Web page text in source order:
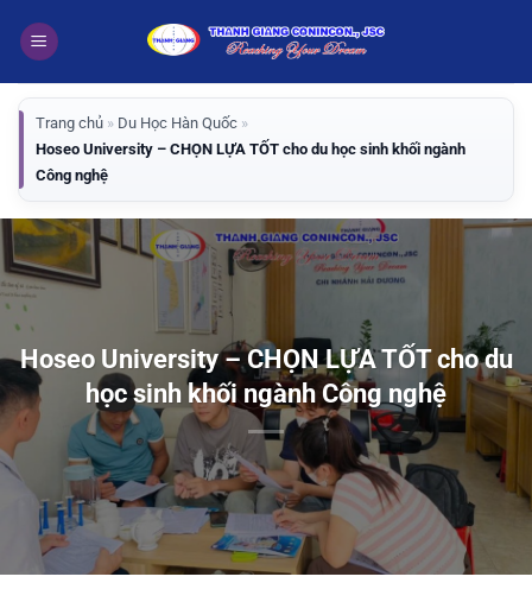
qua
dung
Trang chủ » Du Học Hàn Quốc »
Hoseo University – CHỌN LỰA TỐT cho du học sinh khối ngành
Công nghệ
Hoseo University – CHỌN LỰA TỐT cho du
học sinh khối ngành Công nghệ